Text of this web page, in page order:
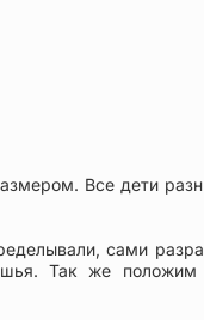
Все дети
сами
Так же